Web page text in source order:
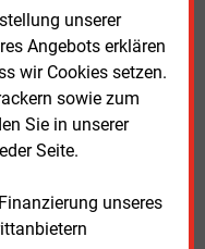
unserer
Angebots erklären
wir Cookies setzen.
sowie zum
Sie in unserer
Seite.
unseres